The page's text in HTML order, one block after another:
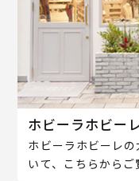
ホビーラホビー
ホビーラホビーレ
いて、こちらからご